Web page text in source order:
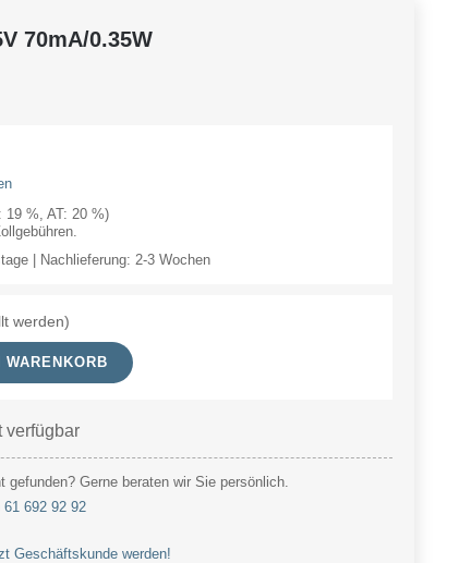
70mA/0.35W
%, AT: 20 %)
| Nachlieferung: 2-3 Wochen
werden)
WARENKORB
verfügbar
Gerne beraten wir Sie persönlich.
61 692 92 92
Geschäftskunde werden!